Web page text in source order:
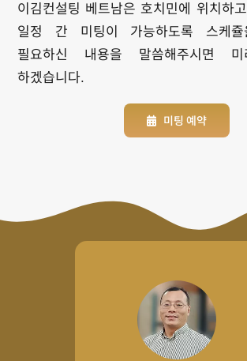
이김컨설팅 베트남은 호치민에 위치하
일정 간 미팅이 가능하도록 스케쥴
필요하신 내용을 말씀해주시면 미
하겠습니다.
미팅 예약